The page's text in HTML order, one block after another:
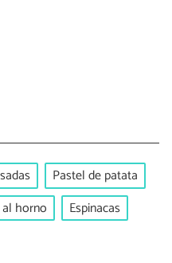
Pastel de patata
horno Espinacas